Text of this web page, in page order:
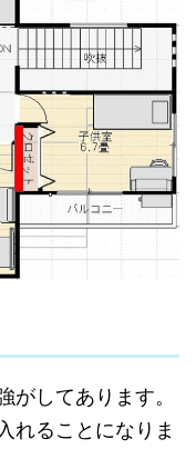
がしてあります。
れることになりま